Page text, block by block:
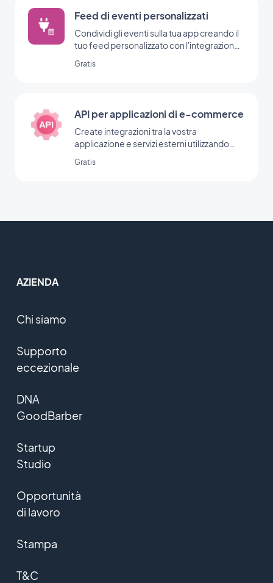
Feed di eventi personalizzati
Condividi gli eventi sulla tua app creando il
tuo feed personalizzato con l'integrazione
Gratis
API per applicazioni di e-commerce
Create integrazioni tra la vostra
applicazione e servizi esterni utilizzando
diversi modi per inviare notifiche push,
Gratis
AZIENDA
Chi siamo
Supporto
eccezionale
DNA
GoodBarber
Startup
Studio
Opportunità
di lavoro
Stampa
T&C